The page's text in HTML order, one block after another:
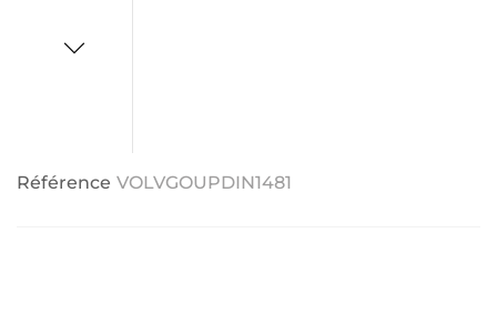
Référence VOLVGOUPDIN1481